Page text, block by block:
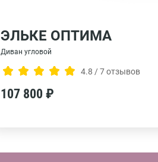
ЭЛЬКЕ ОПТИМА
Диван угловой
4.8 / 7 отзывов
107 800 ₽